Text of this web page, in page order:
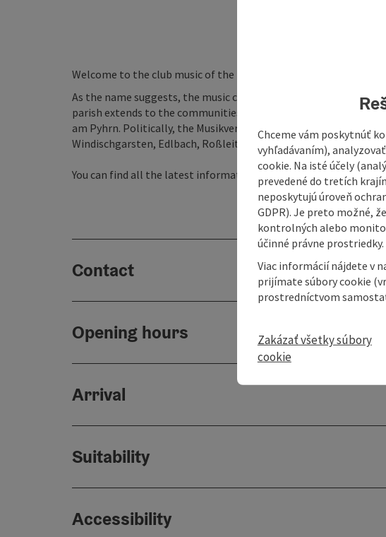
Welcome to the club music of the parish Windischgarsten!
As the name suggests, the music club of the parish
parish extends to the communities Windischgarsten, Edlbach,
am Pyhrn. Politically, the Musikverein the parish
Windischgarsten, Edlbach, Roßleithen and Rosenau Hengstpaß.
You can find all the latest information on our homepage!
Contact
Opening hours
Arrival
Suitability
Accessibility
Chceme vám poskytnúť
vyhľadávaním),
cookie. Na isté účely
prevedené do tretích
neposkytujú úroveň
GDPR). Je preto možné,
kontrolných alebo
účinné právne prostriedky.
Viac informácií nájdete v
prijímate súbory cookie
prostredníctvom
Zakázať všetky súbory
cookie